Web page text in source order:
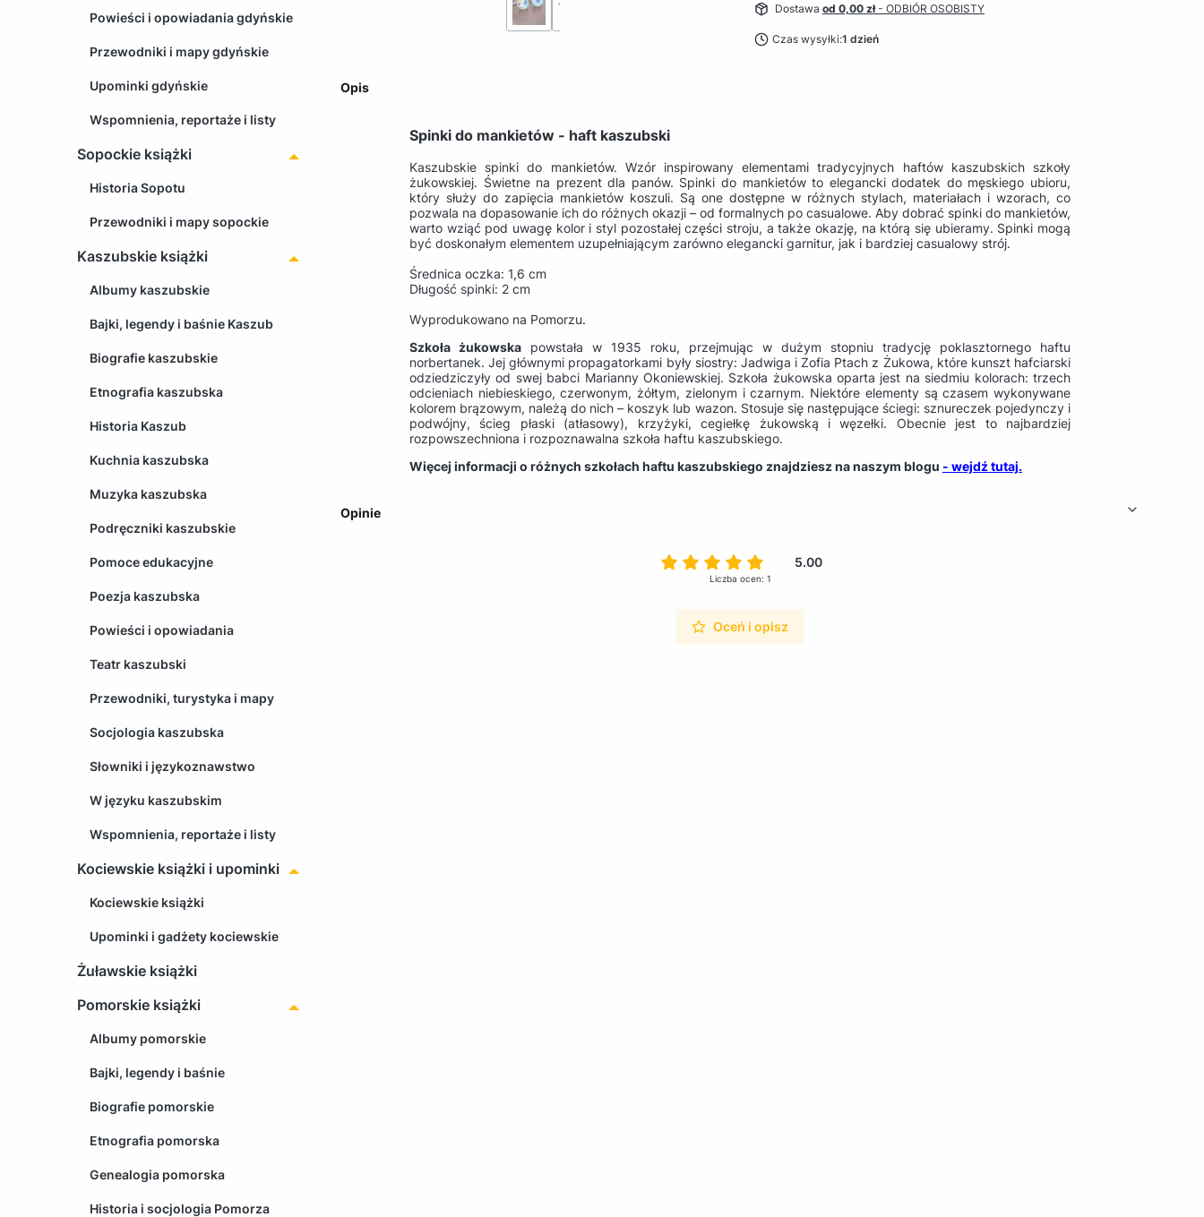
Powieści i opowiadania gdyńskie
Przewodniki i mapy gdyńskie
Upominki gdyńskie
Wspomnienia, reportaże i listy
Sopockie książki
Historia Sopotu
Przewodniki i mapy sopockie
Kaszubskie książki
Albumy kaszubskie
Bajki, legendy i baśnie Kaszub
Biografie kaszubskie
Etnografia kaszubska
Historia Kaszub
Kuchnia kaszubska
Muzyka kaszubska
Podręczniki kaszubskie
Pomoce edukacyjne
Poezja kaszubska
Powieści i opowiadania
Teatr kaszubski
Przewodniki, turystyka i mapy
Socjologia kaszubska
Słowniki i językoznawstwo
W języku kaszubskim
Wspomnienia, reportaże i listy
Kociewskie książki i upominki
Kociewskie książki
Upominki i gadżety kociewskie
Żuławskie książki
Pomorskie książki
Albumy pomorskie
Bajki, legendy i baśnie
Biografie pomorskie
Etnografia pomorska
Genealogia pomorska
Historia i socjologia Pomorza
Dostawa od 0,00 zł- ODBIÓR OSOBISTY
Czas wysyłki:1 dzień
Opis
Spinki do mankietów - haft kaszubski
Kaszubskie spinki do mankietów. Wzór inspirowany elementami tradycyjnych haftów kaszubskich szkoły
żukowskiej. Świetne na prezent dla panów. Spinki do mankietów to elegancki dodatek do męskiego ubioru,
który służy do zapięcia mankietów koszuli. Są one dostępne w różnych stylach, materiałach i wzorach, co
pozwala na dopasowanie ich do różnych okazji – od formalnych po casualowe. Aby dobrać spinki do mankietów,
warto wziąć pod uwagę kolor i styl pozostałej części stroju, a także okazję, na którą się ubieramy. Spinki mogą
być doskonałym elementem uzupełniającym zarówno elegancki garnitur, jak i bardziej casualowy strój.
Średnica oczka: 1,6 cm
Długość spinki: 2 cm
Wyprodukowano na Pomorzu.
Szkoła żukowska powstała w 1935 roku, przejmując w dużym stopniu tradycję poklasztornego haftu
norbertanek. Jej głównymi propagatorkami były siostry: Jadwiga i Zofia Ptach z Żukowa, które kunszt hafciarski
odziedziczyły od swej babci Marianny Okoniewskiej. Szkoła żukowska oparta jest na siedmiu kolorach: trzech
odcieniach niebieskiego, czerwonym, żółtym, zielonym i czarnym. Niektóre elementy są czasem wykonywane
kolorem brązowym, należą do nich – koszyk lub wazon. Stosuje się następujące ściegi: sznureczek pojedynczy i
podwójny, ścieg płaski (atłasowy), krzyżyki, cegiełkę żukowską i węzełki. Obecnie jest to najbardziej
rozpowszechniona i rozpoznawalna szkoła haftu kaszubskiego.
Więcej informacji o różnych szkołach haftu kaszubskiego znajdziesz na naszym blogu - wejdź tutaj.
Opinie
5.00
Liczba ocen: 1
Oceń i opisz